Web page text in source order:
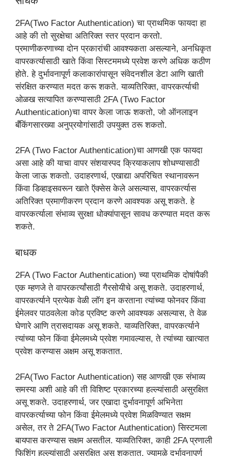
2FA(Two Factor Authentication) चा प्राथमिक फायदा हा
आहे की तो सुरक्षेचा अतिरिक्त स्तर प्रदान करतो.
प्रमाणीकरणाच्या दोन प्रकारांची आवश्यकता असल्याने, अनधिकृत
वापरकर्त्यासाठी खाते किंवा सिस्टममध्ये प्रवेश करणे अधिक कठीण
होते. हे दुर्भावनापूर्ण कलाकारांपासून संवेदनशील डेटा आणि खाती
संरक्षित करण्यात मदत करू शकते. याव्यतिरिक्त, वापरकर्त्याची
ओळख सत्यापित करण्यासाठी 2FA (Two Factor
Authentication)चा वापर केला जाऊ शकतो, जो ऑनलाइन
बँकिंगसारख्या अनुप्रयोगांसाठी उपयुक्त ठरू शकतो.
2FA (Two Factor Authentication)चा आणखी एक फायदा
असा आहे की याचा वापर संशयास्पद क्रियाकलाप शोधण्यासाठी
केला जाऊ शकतो. उदाहरणार्थ, एखाद्या अपरिचित स्थानावरून
किंवा डिव्हाइसवरून खाते ऍक्सेस केले असल्यास, वापरकर्त्यास
अतिरिक्त प्रमाणीकरण प्रदान करणे आवश्यक असू शकते. हे
वापरकर्त्याला संभाव्य सुरक्षा धोक्यांपासून सावध करण्यात मदत करू
शकते.
बाधक
2FA (Two Factor Authentication) च्या प्राथमिक दोषांपैकी
एक म्हणजे ते वापरकर्त्यांसाठी गैरसोयीचे असू शकते. उदाहरणार्थ,
वापरकर्त्याने प्रत्येक वेळी लॉग इन करताना त्यांच्या फोनवर किंवा
ईमेलवर पाठवलेला कोड प्रविष्ट करणे आवश्यक असल्यास, ते वेळ
घेणारे आणि त्रासदायक असू शकते. याव्यतिरिक्त, वापरकर्त्याने
त्यांच्या फोन किंवा ईमेलमध्ये प्रवेश गमावल्यास, ते त्यांच्या खात्यात
प्रवेश करण्यास अक्षम असू शकतात.
2FA(Two Factor Authentication) सह आणखी एक संभाव्य
समस्या अशी आहे की ती विशिष्ट प्रकारच्या हल्ल्यांसाठी असुरक्षित
असू शकते. उदाहरणार्थ, जर एखादा दुर्भावनापूर्ण अभिनेता
वापरकर्त्याच्या फोन किंवा ईमेलमध्ये प्रवेश मिळविण्यात सक्षम
असेल, तर ते 2FA(Two Factor Authentication) सिस्टमला
बायपास करण्यास सक्षम असतील. याव्यतिरिक्त, काही 2FA प्रणाली
फिशिंग हल्ल्यांसाठी असुरक्षित असू शकतात, ज्यामुळे दुर्भावनापूर्ण